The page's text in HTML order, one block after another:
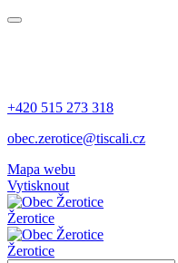
+420 515 273 318
obec.zerotice@tiscali.cz
Mapa webu
Vytisknout
Žerotice
Žerotice